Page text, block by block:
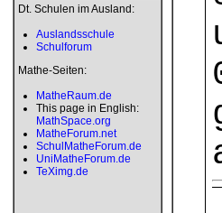
Dt. Schulen im Ausland:
Auslandsschule
Schulforum
Mathe-Seiten:
MatheRaum.de
This page in English:
MathSpace.org
MatheForum.net
SchulMatheForum.de
UniMatheForum.de
TeXimg.de